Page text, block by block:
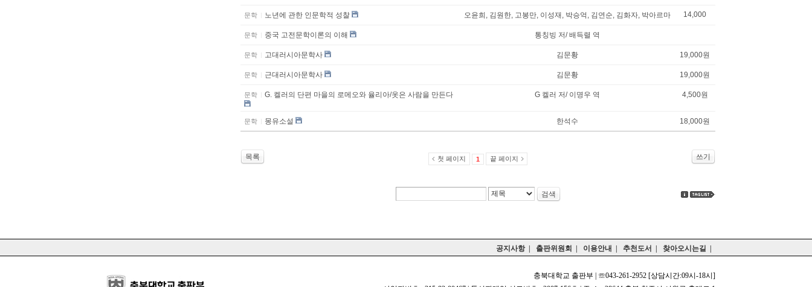
문학 노년에 관한 인문학적 성찰 오윤희, 김원한, 고봉만, 이성재, 박승억, 김연순, 김화자, 박아르마 14,000
문학 중국 고전문학이론의 이해 통칭빙 저/ 배득렬 역
문학 고대러시아문학사 김문황 19,000원
문학 근대러시아문학사 김문황 19,000원
문학 G. 켈러의 단편 마을의 로메오와 율리아/옷은 사람을 만든다 G 켈러 저/ 이명우 역 4,500원
문학 몽유소설 한석수 18,000원
목록 쓰기
첫 페이지 1 끝 페이지
검색
공지사항| 출판위원회 이용안내 추천도서 찾아오시는길
충북대학교 출판부 | ☏043-261-2952 [상담시간:09시-18시]